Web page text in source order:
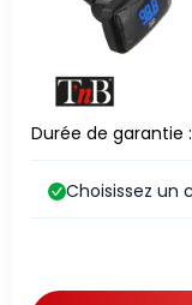
Durée de garantie
Choisissez un